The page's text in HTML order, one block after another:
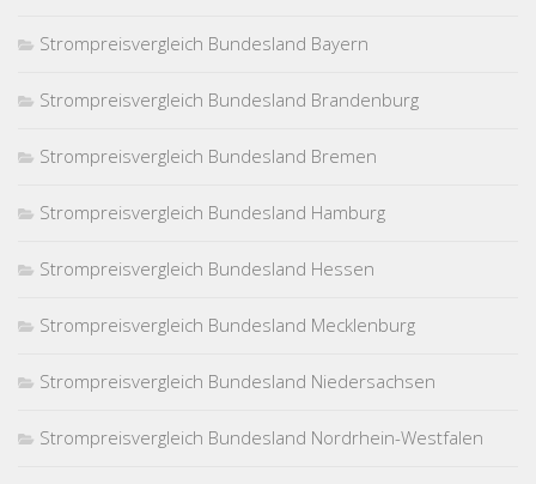
Strompreisvergleich Bundesland Bayern
Strompreisvergleich Bundesland Brandenburg
Strompreisvergleich Bundesland Bremen
Strompreisvergleich Bundesland Hamburg
Strompreisvergleich Bundesland Hessen
Strompreisvergleich Bundesland Mecklenburg
Strompreisvergleich Bundesland Niedersachsen
Strompreisvergleich Bundesland Nordrhein-Westfalen